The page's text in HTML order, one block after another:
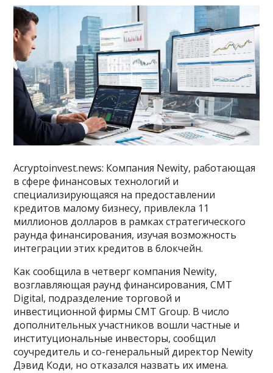
Acryptoinvest.news: Компания Newity, работающая
в сфере финансовых технологий и
специализирующаяся на предоставлении
кредитов малому бизнесу, привлекла 11
миллионов долларов в рамках стратегического
раунда финансирования, изучая возможность
интеграции этих кредитов в блокчейн.
Как сообщила в четверг компания Newity,
возглавляющая раунд финансирования, CMT
Digital, подразделение торговой и
инвестиционной фирмы CMT Group. В число
дополнительных участников вошли частные и
институциональные инвесторы, сообщил
соучредитель и со-генеральный директор Newity
Дэвид Коди, но отказался назвать их имена.